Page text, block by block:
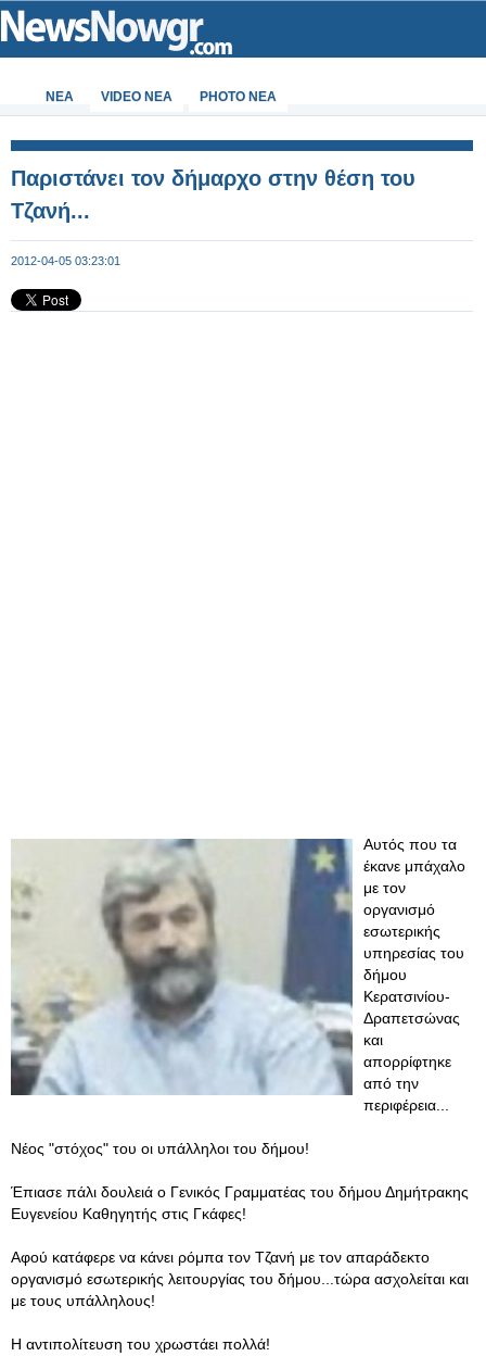
ΝΕΑ VIDEO NEA PHOTO NEA
Παριστάνει τον δήμαρχο στην θέση του
Τζανή...
2012-04-05 03:23:01
Αυτός που τα
έκανε μπάχαλο
με τον
οργανισμό
εσωτερικής
υπηρεσίας του
δήμου
Κερατσινίου-
Δραπετσώνας
και
απορρίφτηκε
από την
περιφέρεια...
Νέος "στόχος" του οι υπάλληλοι του δήμου!
Έπιασε πάλι δουλειά ο Γενικός Γραμματέας του δήμου Δημήτρακης
Ευγενείου Καθηγητής στις Γκάφες!
Αφού κατάφερε να κάνει ρόμπα τον Τζανή με τον απαράδεκτο
οργανισμό εσωτερικής λειτουργίας του δήμου...τώρα ασχολείται και
με τους υπάλληλους!
Η αντιπολίτευση του χρωστάει πολλά!